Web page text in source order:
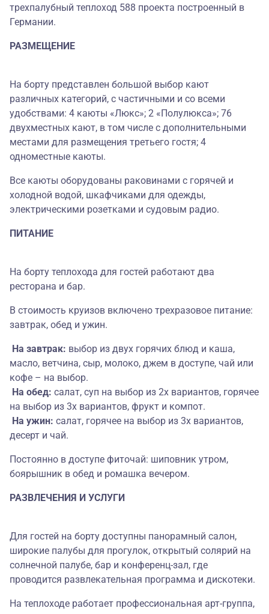
трехпалубный теплоход 588 проекта построенный в
Германии.
РАЗМЕЩЕНИЕ
На борту представлен большой выбор кают
различных категорий, с частичными и со всеми
удобствами: 4 каюты «Люкс»; 2 «Полулюкса»; 76
двухместных кают, в том числе с дополнительными
местами для размещения третьего гостя; 4
одноместные каюты.
Все каюты оборудованы раковинами с горячей и
холодной водой, шкафчиками для одежды,
электрическими розетками и судовым радио.
ПИТАНИЕ
На борту теплохода для гостей работают два
ресторана и бар.
В стоимость круизов включено трехразовое питание:
завтрак, обед и ужин.
На завтрак: выбор из двух горячих блюд и каша,
масло, ветчина, сыр, молоко, джем в доступе, чай или
кофе – на выбор.
На обед: салат, суп на выбор из 2х вариантов, горячее
на выбор из 3х вариантов, фрукт и компот.
На ужин: салат, горячее на выбор из 3х вариантов,
десерт и чай.
Постоянно в доступе фиточай: шиповник утром,
боярышник в обед и ромашка вечером.
РАЗВЛЕЧЕНИЯ И УСЛУГИ
Для гостей на борту доступны панорамный салон,
широкие палубы для прогулок, открытый солярий на
солнечной палубе, бар и конференц-зал, где
проводится развлекательная программа и дискотеки.
На теплоходе работает профессиональная арт-группа,